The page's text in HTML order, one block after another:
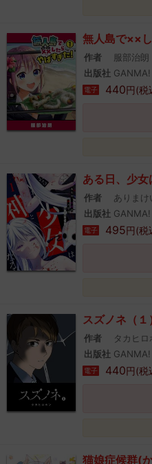
無人島で××
作者
服部治朗
出版社 GANMA!
電子 440円(税
ある日、少女
作者
ありまけ
出版社 GANMA!
電子 495円(税
スズノネ（１）
作者
タカヒロ
出版社 GANMA!
電子 440円(税
猫娘症候群(